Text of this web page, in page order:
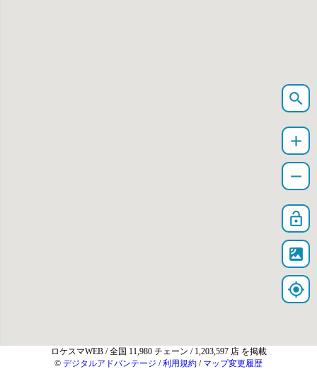
search
add
remove
lock_open
satellite
my_location
ロケスマWEB / 全国 11,980 チェーン / 1,203,597 店 を掲載
© デジタルアドバンテージ /利用規約 / マップ変更履歴